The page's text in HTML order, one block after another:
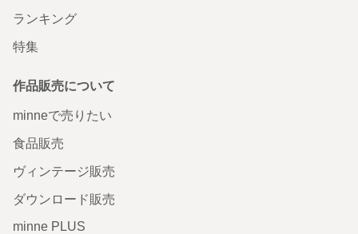
ランキング
特集
作品販売について
minneで売りたい
食品販売
ヴィンテージ販売
ダウンロード販売
minne PLUS